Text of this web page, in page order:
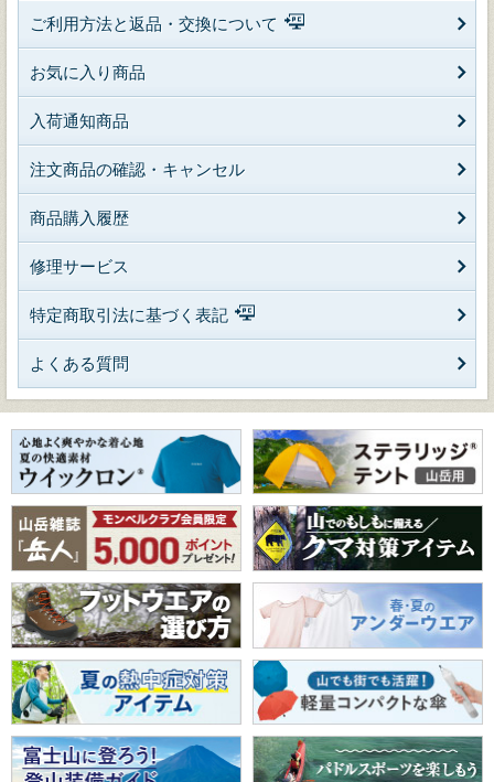
ご利用方法と返品・交換について
お気に入り商品
入荷通知商品
注文商品の確認・キャンセル
商品購入履歴
修理サービス
特定商取引法に基づく表記
よくある質問